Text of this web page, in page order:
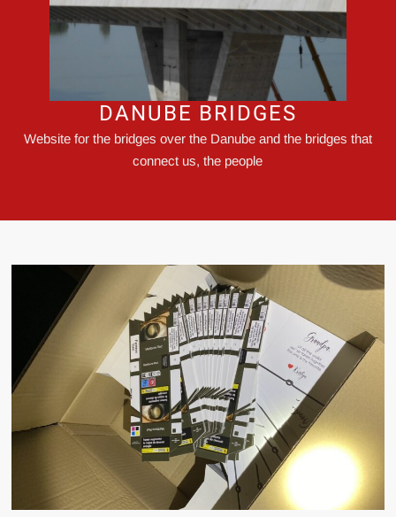
DANUBE BRIDGES
Website for the bridges over the Danube and the bridges that
connect us, the people